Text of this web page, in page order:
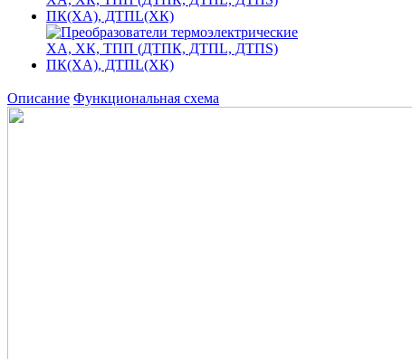
Описание Функциональная схема